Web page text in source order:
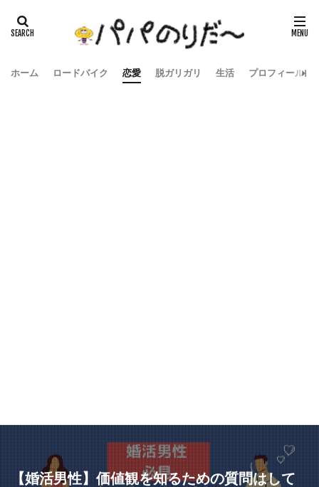
ホーム ロードバイク 恋愛 脱ガリガリ 生活 プロフィール
【婚活男性】価値観を知るための質問はして